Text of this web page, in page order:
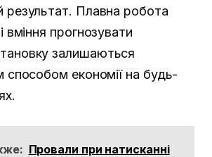
результат. Плавна робота
вміння прогнозувати
залишаються
способом економії на будь-
Провали при натисканні